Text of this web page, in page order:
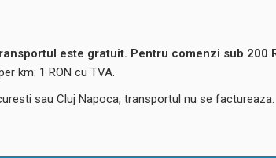
este gratuit. Pentru comenzi sub 200
km: 1 RON cu TVA.
sau Cluj Napoca, transportul nu se factureaza.